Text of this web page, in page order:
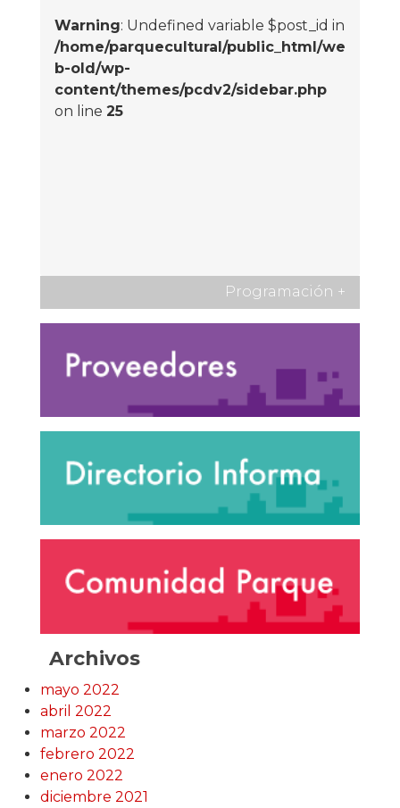
Warning: Undefined variable $post_id in
/home/parquecultural/public_html/we
b-old/wp-
content/themes/pcdv2/sidebar.php
on line 25
Programación +
Archivos
mayo 2022
abril 2022
marzo 2022
febrero 2022
enero 2022
diciembre 2021